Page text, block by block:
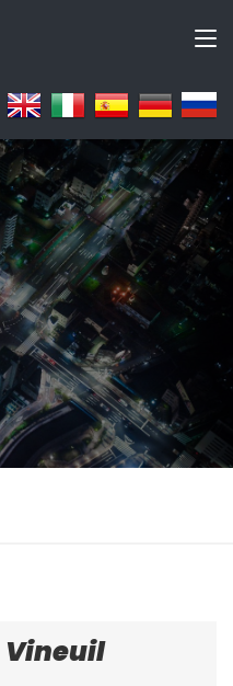
Vineuil